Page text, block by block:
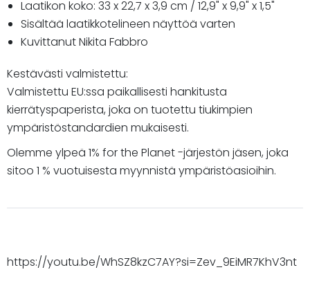
Laatikon koko: 33 x 22,7 x 3,9 cm / 12,9" x 9,9" x 1,5"
Sisältää laatikkotelineen näyttöä varten
Kuvittanut Nikita Fabbro
Kestävästi valmistettu:
Valmistettu EU:ssa paikallisesti hankitusta
kierrätyspaperista, joka on tuotettu tiukimpien
ympäristöstandardien mukaisesti.
Olemme ylpeä 1% for the Planet -järjestön jäsen, joka
sitoo 1 % vuotuisesta myynnistä ympäristöasioihin.
https://youtu.be/WhSZ8kzC7AY?si=Zev_9EiMR7KhV3nt